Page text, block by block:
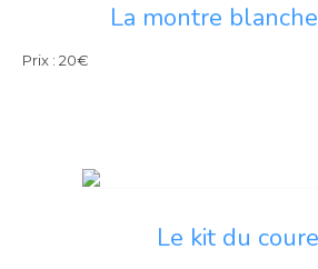
La montre
Prix : 20€
Le kit du